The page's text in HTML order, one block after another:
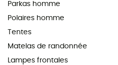
Parkas homme
Polaires homme
Tentes
Matelas de randonnée
Lampes frontales